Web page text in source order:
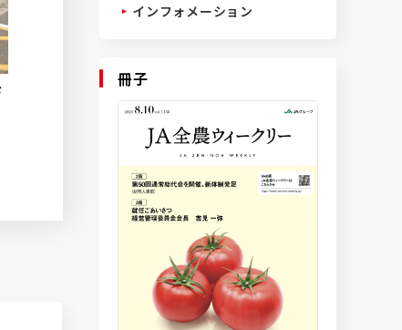
インフォメーション
冊子